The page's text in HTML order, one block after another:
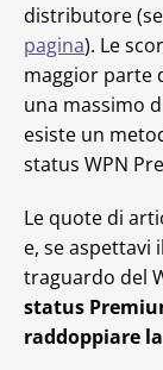
distributore
pagina). Le
maggior parte
una massimo
esiste un
status WPN
Le quote di
e, se aspettavi
traguardo del
status
raddoppiare